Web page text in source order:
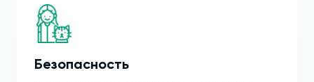
Безопасность